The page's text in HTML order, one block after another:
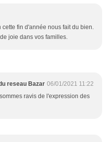
cette fin d'année nous fait du bien.
joie dans vos familles.
reseau Bazar 06/01/2021 11:22
ravis de l'expression des